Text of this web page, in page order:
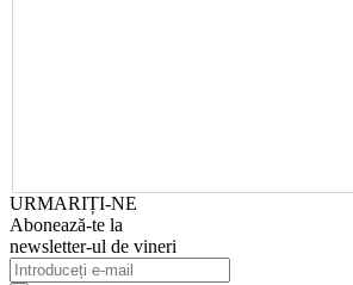
URMARIȚI-NE
Abonează-te la
newsletter-ul de vineri